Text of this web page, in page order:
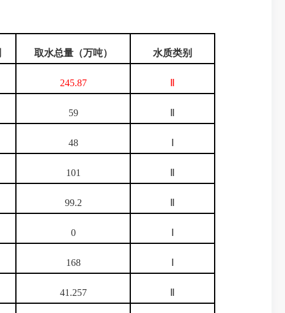
取水总量（万吨） 水质类别
245.87
59
48
101
99.2
0
168
41.257